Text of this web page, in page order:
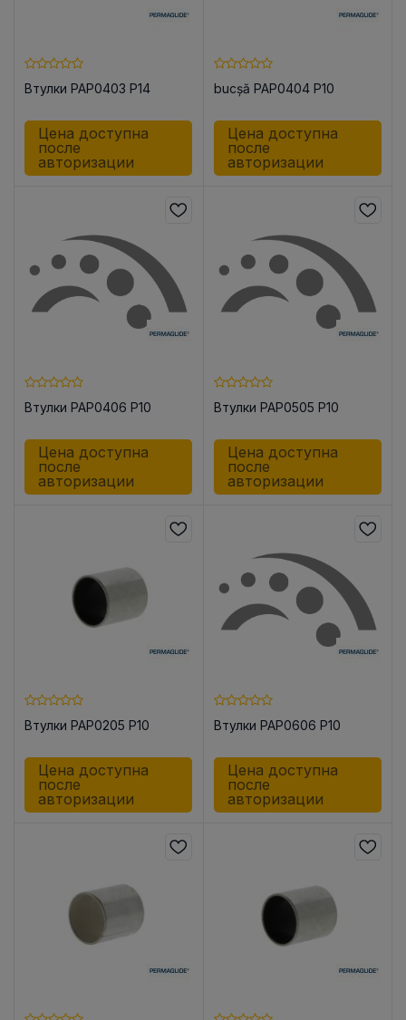
Втулки PAP0403 P14
Цена доступна
после
авторизации
bucșă PAP0404 P10
Цена доступна
после
авторизации
Втулки PAP0406 P10
Цена доступна
после
авторизации
Втулки PAP0505 P10
Цена доступна
после
авторизации
Втулки PAP0205 P10
Цена доступна
после
авторизации
Втулки PAP0606 P10
Цена доступна
после
авторизации